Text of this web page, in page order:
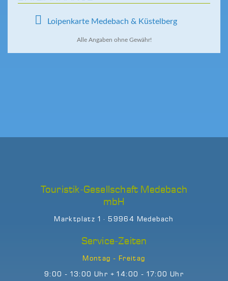
Loipenkarte Medebach & Küstelberg
Alle Angaben ohne Gewähr!
Touristik-Gesellschaft Medebach
mbH
Marktplatz 1 · 59964 Medebach
Service-Zeiten
Montag - Freitag
9:00 - 13:00 Uhr + 14:00 - 17:00 Uhr